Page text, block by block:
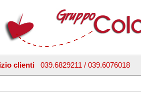
clienti 039.6829211 / 039.6076018